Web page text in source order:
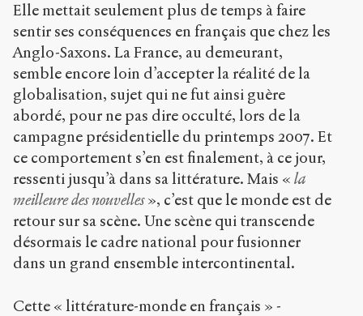
Elle mettait seulement plus de temps à faire
sentir ses conséquences en français que chez les
Anglo-Saxons. La France, au demeurant,
semble encore loin d’accepter la réalité de la
globalisation, sujet qui ne fut ainsi guère
abordé, pour ne pas dire occulté, lors de la
campagne présidentielle du printemps 2007. Et
ce comportement s’en est finalement, à ce jour,
ressenti jusqu’à dans sa littérature. Mais « la
meilleure des nouvelles», c’est que le monde est de
retour sur sa scène. Une scène qui transcende
désormais le cadre national pour fusionner
dans un grand ensemble intercontinental.
Cette « littérature-monde en français » -